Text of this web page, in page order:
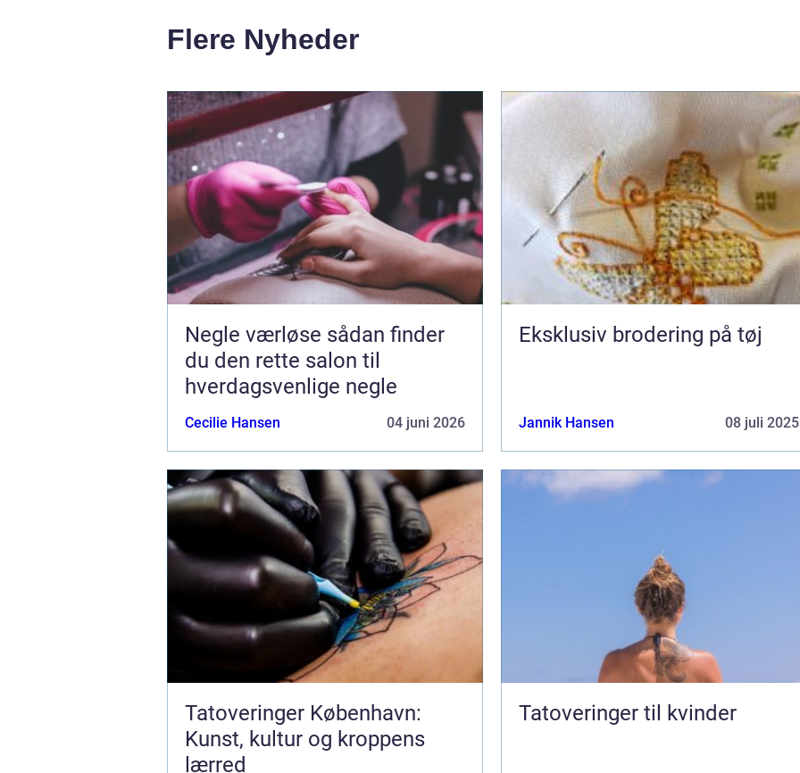
Flere Nyheder
Negle værløse sådan finder
du den rette salon til
hverdagsvenlige negle
Cecilie Hansen 04 juni 2026
Eksklusiv brodering på tøj
Jannik Hansen 08 juli 2025
Tatoveringer København:
Kunst, kultur og kroppens
lærred
Tatoveringer til kvinder